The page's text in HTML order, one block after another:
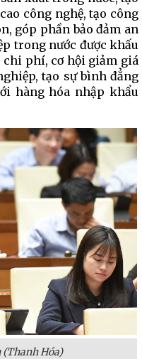
công nghệ, tạo công
góp phần bảo đảm an
trong nước được khấu
chi phí, cơ hội giảm giá
tạo sự bình đẳng
hàng hóa nhập khẩu
Hóa)